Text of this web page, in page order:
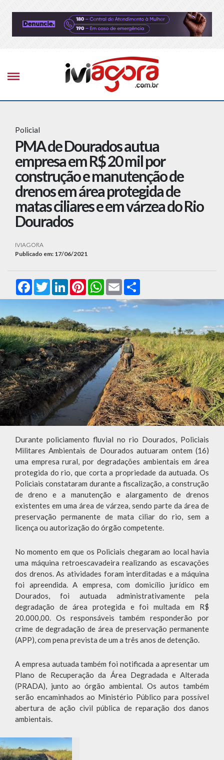
Policial
PMA de Dourados autua
empresa em R$ 20 mil por
construção e manutenção de
drenos em área protegida de
matas ciliares e em várzea do Rio
Dourados
IVIAGORA
Publicado em: 17/06/2021
FacebookTwitterLinkedInPinterestWhatsApp
Email
Durante policiamento fluvial no rio Dourados, Policiais
Militares Ambientais de Dourados autuaram ontem (16)
uma empresa rural, por degradações ambientais em área
protegida do rio, que corta a propriedade da autuada. Os
Policiais constataram durante a fiscalização, a construção
de dreno e a manutenção e alargamento de drenos
existentes em uma área de várzea, sendo parte da área de
preservação permanente de mata ciliar do rio, sem a
licença ou autorização do órgão competente.
No momento em que os Policiais chegaram ao local havia
uma máquina retroescavadeira realizando as escavações
dos drenos. As atividades foram interditadas e a máquina
foi apreendida. A empresa, com domicílio jurídico em
Dourados, foi autuada administrativamente pela
degradação de área protegida e foi multada em R$
20.000,00. Os responsáveis também responderão por
crime de degradação de área de preservação permanente
(APP), com pena prevista de um a três anos de detenção.
A empresa autuada também foi notificada a apresentar um
Plano de Recuperação da Área Degradada e Alterada
(PRADA), junto ao órgão ambiental. Os autos também
serão encaminhados ao Ministério Público para possível
abertura de ação civil pública de reparação dos danos
ambientais.